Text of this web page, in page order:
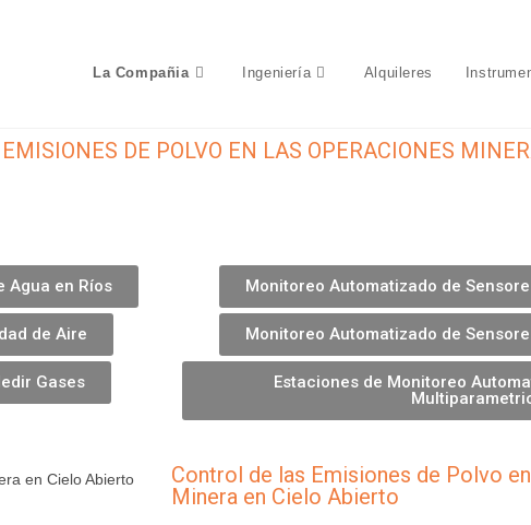
La Compañia  Ingeniería  Alquileres
DE POLVO EN LAS OPERACIONES
Agua en Ríos
de Aire
Gases
Monitoreo Automatizado de
Monitoreo Automatizado de
Estaciones de Monitoreo
Control de las Emisiones de Polvo
Minera en Cielo Abierto